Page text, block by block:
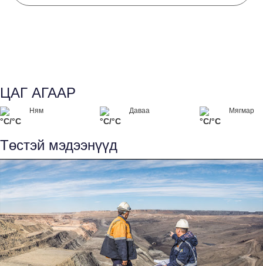
ЦАГ АГААР
Ням
°C/°C
Даваа
°C/°C
Мягмар
°C/°C
Төстэй мэдээнүүд